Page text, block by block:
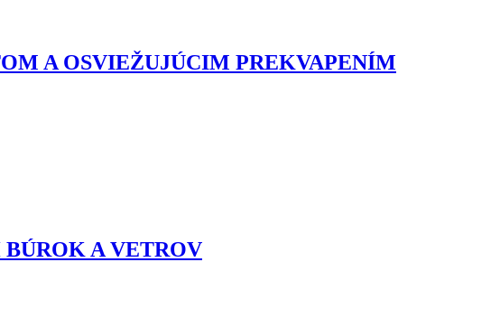
A OSVIEŽUJÚCIM PREKVAPENÍM
A VETROV